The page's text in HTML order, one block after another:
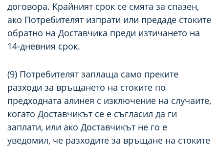
договора. Крайният срок се смята за спазен,
ако Потребителят изпрати или предаде стоките
обратно на Доставчика преди изтичането на
14-дневния срок.
(9) Потребителят заплаща само преките
разходи за връщането на стоките по
предходната алинея с изключение на случаите,
когато Доставчикът се е съгласил да ги
заплати, или ако Доставчикът не го е
уведомил, че разходите за връщане на стоките